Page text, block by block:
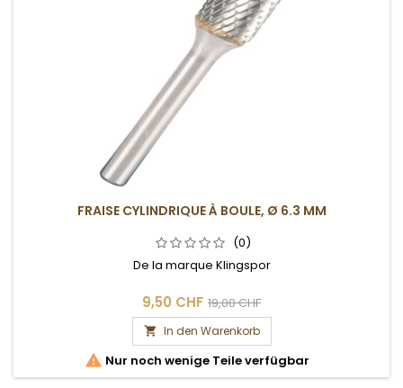
FRAISE CYLINDRIQUE À BOULE, Ø 6.3 MM
(0)
De la marque Klingspor
9,50 CHF 19,00 CHF
 In den Warenkorb
 Nur noch wenige Teile verfügbar